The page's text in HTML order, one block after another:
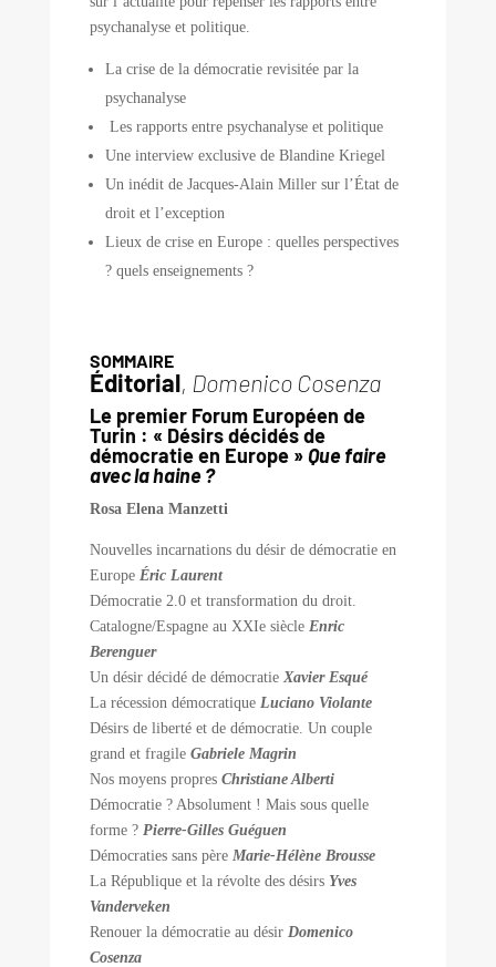
psychanalyse et politique.
La crise de la démocratie revisitée par la
psychanalyse
Les rapports entre psychanalyse et politique
Une interview exclusive de Blandine Kriegel
Un inédit de Jacques-Alain Miller sur l’État de
droit et l’exception
Lieux de crise en Europe : quelles perspectives
? quels enseignements ?
SOMMAIRE
Éditorial, Domenico Cosenza
Le premier Forum Européen de
Turin : « Désirs décidés de
démocratie en Europe »Que faire
avec la haine ?
Rosa Elena Manzetti
Nouvelles incarnations du désir de démocratie en
EuropeÉric Laurent
Démocratie 2.0 et transformation du droit.
Catalogne/Espagne au XXIe siècle Enric
Berenguer
Un désir décidé de démocratie Xavier Esqué
La récession démocratique Luciano Violante
Désirs de liberté et de démocratie. Un couple
grand et fragileGabriele Magrin
Nos moyens propres Christiane Alberti
Démocratie ? Absolument ! Mais sous quelle
forme ? Pierre-Gilles Guéguen
Démocraties sans père Marie-Hélène Brousse
La République et la révolte des désirs Yves
Vanderveken
Renouer la démocratie au désir Domenico
Cosenza